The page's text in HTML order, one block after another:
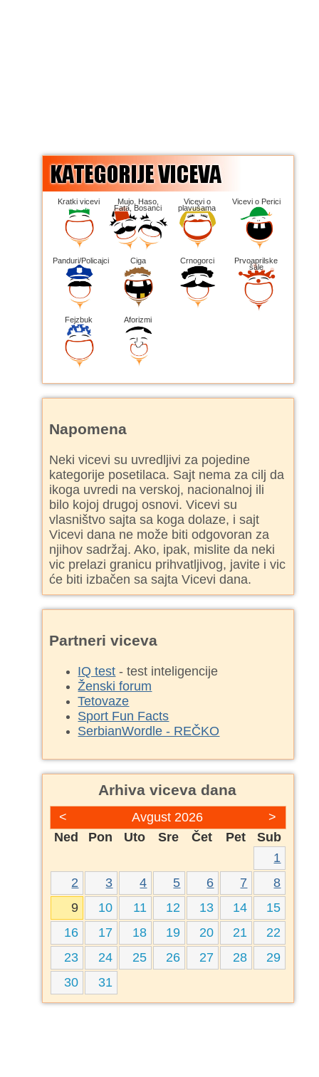
Kratki vicevi Mujo, Haso,
Fata, Bosanci
Vicevi o
plavušama
Vicevi o Perici
Panduri/Policajci Ciga Crnogorci Prvoaprilske
šale
Fejzbuk Aforizmi
Napomena
Neki vicevi su uvredljivi za pojedine
kategorije posetilaca. Sajt nema za cilj da
ikoga uvredi na verskoj, nacionalnoj ili
bilo kojoj drugoj osnovi. Vicevi su
vlasništvo sajta sa koga dolaze, i sajt
Vicevi dana ne može biti odgovoran za
njihov sadržaj. Ako, ipak, mislite da neki
vic prelazi granicu prihvatljivog, javite i vic
će biti izbačen sa sajta Vicevi dana.
Partneri viceva
IQ test - test inteligencije
Ženski forum
Tetovaze
Sport Fun Facts
SerbianWordle - REČKO
Arhiva viceva dana
< >
Avgust 2026
Ned
Pon Uto Sre Čet Pet
Sub
1
2
3 4 5 6 7
8
9
10 11 12 13 14
15
16
17 18 19 20 21
22
23
24 25 26 27 28
29
30
31